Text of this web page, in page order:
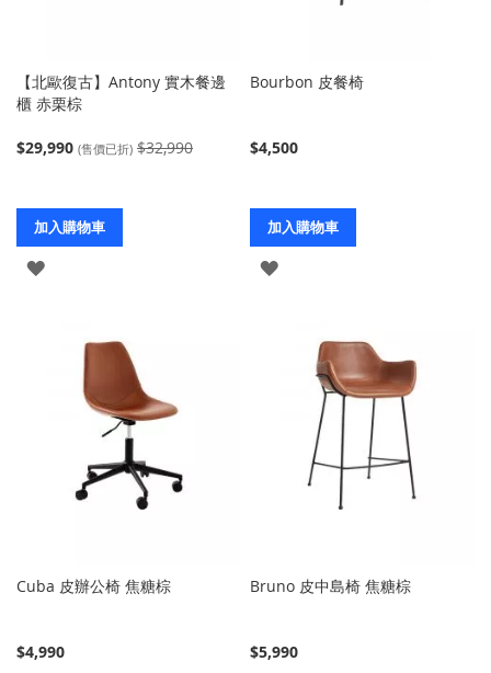
【北歐復古】Antony 實木餐邊
櫃 赤栗棕
$29,990 (售價已折) $32,990
加入購物車
登
Bourbon 皮餐椅
$4,500
加入購物車
登
Cuba 皮辦公椅 焦糖棕
$4,990
Bruno 皮中島椅 焦糖棕
$5,990